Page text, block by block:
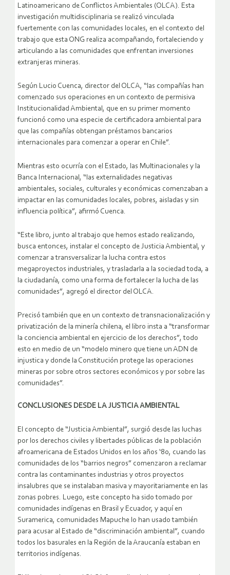
Latinoamericano de Conflictos Ambientales (OLCA). Esta
investigación multidisciplinaria se realizó vinculada
fuertemente con las comunidades locales, en el contexto del
trabajo que esta ONG realiza acompañando, fortaleciendo y
articulando a las comunidades que enfrentan inversiones
extranjeras mineras.
Según Lucio Cuenca, director del OLCA, “las compañías han
comenzado sus operaciones en un contexto de permisiva
Institucionalidad Ambiental, que en su primer momento
funcionó como una especie de certificadora ambiental para
que las compañías obtengan préstamos bancarios
internacionales para comenzar a operar en Chile”.
Mientras esto ocurría con el Estado, las Multinacionales y la
Banca Internacional, “las externalidades negativas
ambientales, sociales, culturales y económicas comenzaban a
impactar en las comunidades locales, pobres, aisladas y sin
influencia política”, afirmó Cuenca.
“Este libro, junto al trabajo que hemos estado realizando,
busca entonces, instalar el concepto de Justicia Ambiental, y
comenzar a transversalizar la lucha contra estos
megaproyectos industriales, y trasladarla a la sociedad toda, a
la ciudadanía, como una forma de fortalecer la lucha de las
comunidades”, agregó el director del OLCA.
Precisó también que en un contexto de transnacionalización y
privatización de la minería chilena, el libro insta a “transformar
la conciencia ambiental en ejercicio de los derechos”, todo
esto en medio de un “modelo minero que tiene un ADN de
injustica y donde la Constitución protege las operaciones
mineras por sobre otros sectores económicos y por sobre las
comunidades”.
CONCLUSIONES DESDE LA JUSTICIA AMBIENTAL
El concepto de “Justicia Ambiental”, surgió desde las luchas
por los derechos civiles y libertades públicas de la población
afroamericana de Estados Unidos en los años ‘80, cuando las
comunidades de los “barrios negros” comenzaron a reclamar
contra las contaminantes industrias y otros proyectos
insalubres que se instalaban masiva y mayoritariamente en las
zonas pobres. Luego, este concepto ha sido tomado por
comunidades indígenas en Brasil y Ecuador, y aquí en
Suramerica, comunidades Mapuche lo han usado también
para acusar al Estado de “discriminación ambiental”, cuando
todos los basurales en la Región de la Araucanía estaban en
territorios indígenas.